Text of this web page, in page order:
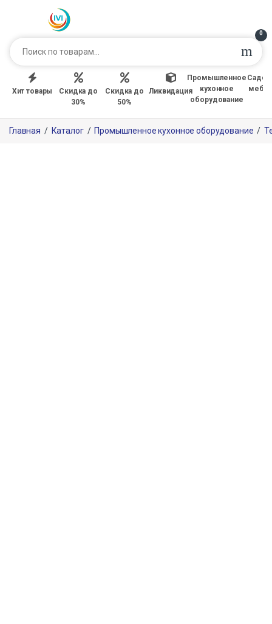
0
Хит товары
Скидка до
30%
Скидка до
50%
Ликвидация
Промышленное
кухонное
оборудование
Главная / Каталог / Промышленное кухонное оборудование /